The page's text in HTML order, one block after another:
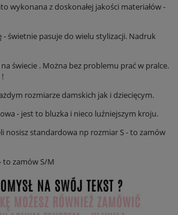
wykonana z doskonałej jakości materiałów -
- świetnie pasuje do wielu stylizacji. Nadruk
świecie . Można bez problemu prać w pralce.
rozmiarze damskich jak i dziecięcym.
- jest to bluzka i nieco luźniejszym kroju.
nosisz standardowa np rozmiar S - to zamów
to zamów S/M